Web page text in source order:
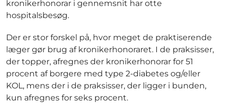
kronikerhonorar i gennemsnit har otte
hospitalsbesøg.
Der er stor forskel på, hvor meget de praktiserende
læger gør brug af kronikerhonoraret. I de praksisser,
der topper, afregnes der kronikerhonorar for 51
procent af borgere med type 2-diabetes og/eller
KOL, mens der i de praksisser, der ligger i bunden,
kun afregnes for seks procent.